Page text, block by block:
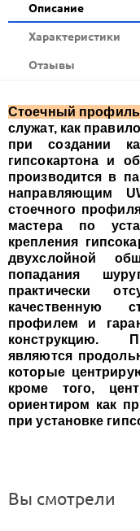
Описание
Xарактеристики
Отзывы
Стоечный профиль
служат, как
при создании
гипсокартона и
производится в
направляющим
стоечного
мастера по
крепления
двухслойной
попадания
практически
качественную
профилем и
конструкцию.
являются
которые
кроме того,
ориентиром как
при установке
Вы смотрели